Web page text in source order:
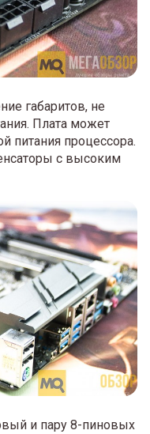
габаритов, не
Плата может
питания процессора.
с высоким
и пару 8-пиновых